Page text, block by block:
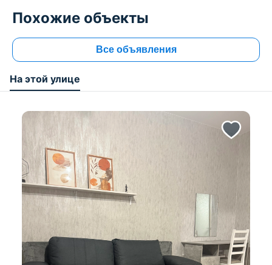
Похожие объекты
Все объявления
На этой улице